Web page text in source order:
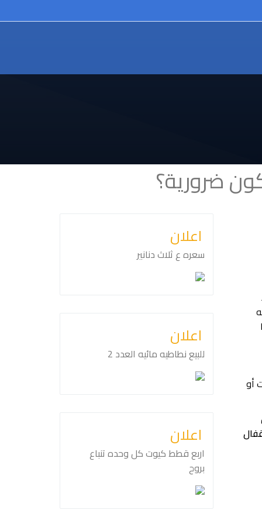
ضرورية؟
أو
اعلان
سعره ع ثلاث دنانير
اعلان
للبيع نطاطيه مائيه العدد 2
اعلان
اربع قطط كيوت كل وحده تنباع
بروح